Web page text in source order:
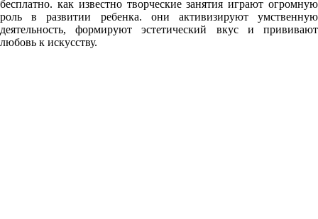
бесплатно. как известно творческие занятия играют огромную
роль в развитии ребенка. они активизируют умственную
деятельность, формируют эстетический вкус и прививают
любовь к искусству.